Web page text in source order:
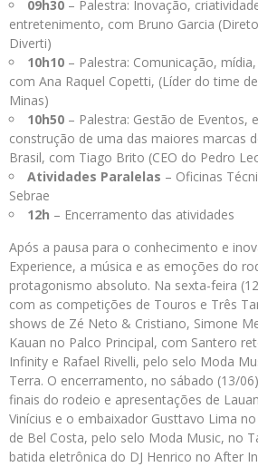
09h30 – Palestra: Inovação,
entretenimento, com Bruno Garcia
Diverti)
10h10 – Palestra: Comunicação,
com Ana Raquel Copetti, (Líder do time
Minas)
10h50 – Palestra: Gestão de Eventos,
construção de uma das maiores marcas
Brasil, com Tiago Brito (CEO do Pedro
Atividades Paralelas – Oficinas
Sebrae
12h – Encerramento das atividades
Após a pausa para o conhecimento e
Experience, a música e as emoções do
protagonismo absoluto. Na sexta-feira
com as competições de Touros e Três
shows de Zé Neto & Cristiano, Simone
Kauan no Palco Principal, com Santero
Infinity e Rafael Rivelli, pelo selo Moda
Terra. O encerramento, no sábado (13/
finais do rodeio e apresentações de
Vinícius e o embaixador Gusttavo Lima
de Bel Costa, pelo selo Moda Music, no
batida eletrônica do DJ Henrico no After